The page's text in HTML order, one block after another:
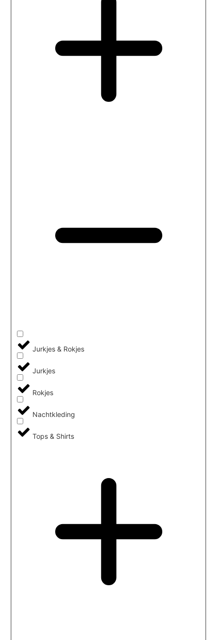
Jurkjes & Rokjes
Jurkjes
Rokjes
Nachtkleding
Tops & Shirts